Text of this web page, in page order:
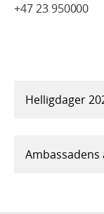
+47 23 950000
Helligdager
Ambassadens